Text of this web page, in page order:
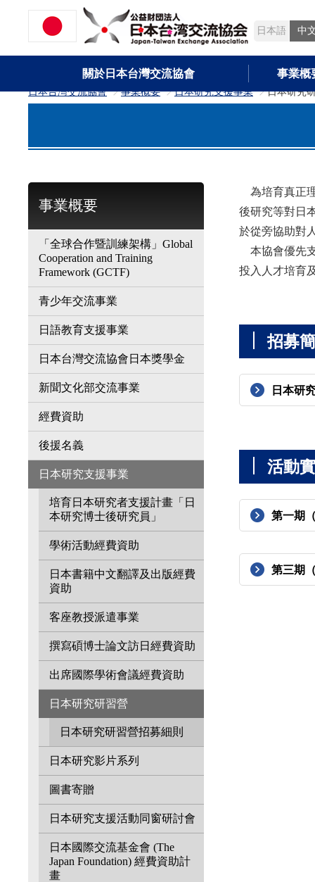
日本語 中
關於日本台灣交流協會 事業概
日本台灣交流協會 >
事業概要 >
日本研究支援事業 >
日本研究
為培育真正
後研究等對日
於從旁協助對
本協會優先
投入人才培育
招募
日本研
活動
第一期
第三期
事業概要
「全球合作暨訓練架構」Global
Cooperation and Training
Framework (GCTF)
青少年交流事業
日語教育支援事業
日本台灣交流協會日本獎學金
新聞文化部交流事業
經費資助
後援名義
日本研究支援事業
培育日本研究者支援計畫「日
本研究博士後研究員」
學術活動經費資助
日本書籍中文翻譯及出版經費
資助
客座教授派遣事業
撰寫碩博士論文訪日經費資助
出席國際學術會議經費資助
日本研究研習營
日本研究研習營招募細則
日本研究影片系列
圖書寄贈
日本研究支援活動同窗研討會
日本國際交流基金會 (The
Japan Foundation) 經費資助計
畫